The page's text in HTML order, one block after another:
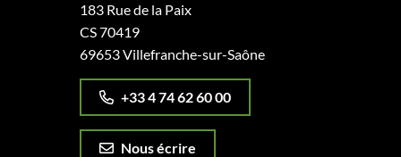
183 Rue de la Paix
CS 70419
69653 Villefranche-sur-Saône
+33 4 74 62 60 00
Nous écrire